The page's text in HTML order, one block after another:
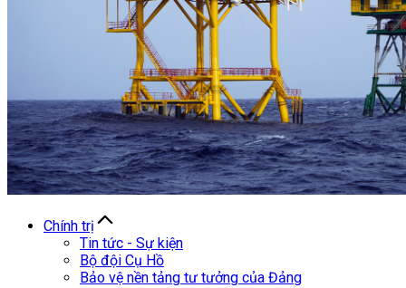
Chính trị
Tin tức - Sự kiện
Bộ đội Cụ Hồ
Bảo vệ nền tảng tư tưởng của Đảng